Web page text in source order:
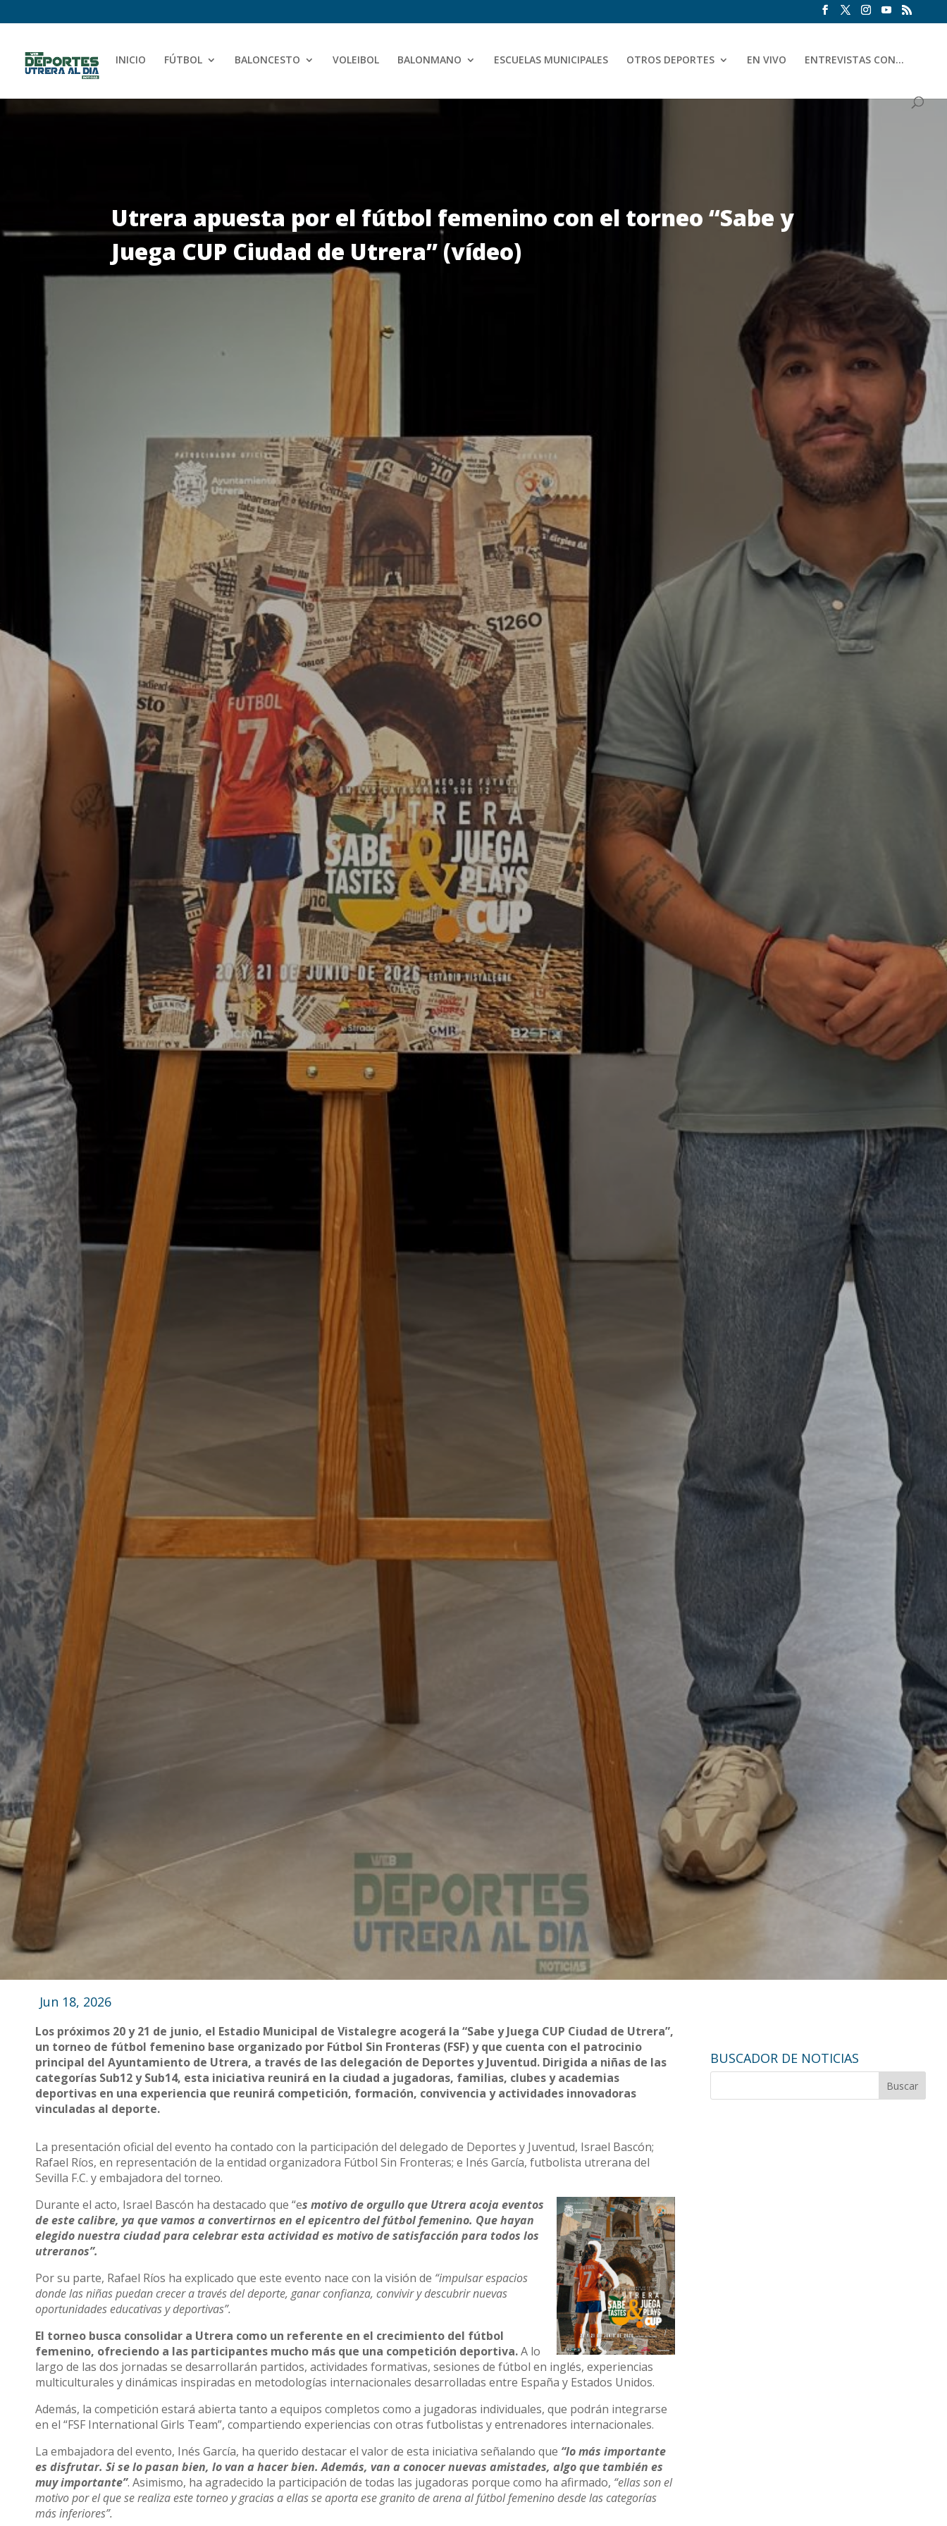
INICIO FÚTBOL BALONCESTO VOLEIBOL BALONMANO ESCUELAS MUNICIPALES OTROS DEPORTES EN VIVO ENTREVISTAS CON…
Utrera apuesta por el fútbol femenino con el torneo “Sabe y
Juega CUP Ciudad de Utrera” (vídeo)
Jun 18, 2026
Los próximos 20 y 21 de junio, el Estadio Municipal de Vistalegre acogerá la “Sabe y Juega CUP Ciudad de Utrera”,
un torneo de fútbol femenino base organizado por Fútbol Sin Fronteras (FSF) y que cuenta con el patrocinio
principal del Ayuntamiento de Utrera, a través de las delegación de Deportes y Juventud. Dirigida a niñas de las
categorías Sub12 y Sub14, esta iniciativa reunirá en la ciudad a jugadoras, familias, clubes y academias
deportivas en una experiencia que reunirá competición, formación, convivencia y actividades innovadoras
vinculadas al deporte.
La presentación oficial del evento ha contado con la participación del delegado de Deportes y Juventud, Israel Bascón;
Rafael Ríos, en representación de la entidad organizadora Fútbol Sin Fronteras; e Inés García, futbolista utrerana del
Sevilla F.C. y embajadora del torneo.
Durante el acto, Israel Bascón ha destacado que “es motivo de orgullo que Utrera acoja eventos
de este calibre, ya que vamos a convertirnos en el epicentro del fútbol femenino. Que hayan
elegido nuestra ciudad para celebrar esta actividad es motivo de satisfacción para todos los
utreranos”.
Por su parte, Rafael Ríos ha explicado que este evento nace con la visión de “impulsar espacios
donde las niñas puedan crecer a través del deporte, ganar confianza, convivir y descubrir nuevas
oportunidades educativas y deportivas”.
El torneo busca consolidar a Utrera como un referente en el crecimiento del fútbol
femenino, ofreciendo a las participantes mucho más que una competición deportiva.A lo
largo de las dos jornadas se desarrollarán partidos, actividades formativas, sesiones de fútbol en inglés, experiencias
multiculturales y dinámicas inspiradas en metodologías internacionales desarrolladas entre España y Estados Unidos.
Además, la competición estará abierta tanto a equipos completos como a jugadoras individuales, que podrán integrarse
en el “FSF International Girls Team”, compartiendo experiencias con otras futbolistas y entrenadores internacionales.
La embajadora del evento, Inés García, ha querido destacar el valor de esta iniciativa señalando que “lo más importante
es disfrutar. Si se lo pasan bien, lo van a hacer bien. Además, van a conocer nuevas amistades, algo que también es
muy importante”. Asimismo, ha agradecido la participación de todas las jugadoras porque como ha afirmado, “ellas son el
motivo por el que se realiza este torneo y gracias a ellas se aporta ese granito de arena al fútbol femenino desde las categorías
más inferiores”.
BUSCADOR DE NOTICIAS